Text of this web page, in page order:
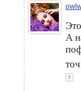
А
↑